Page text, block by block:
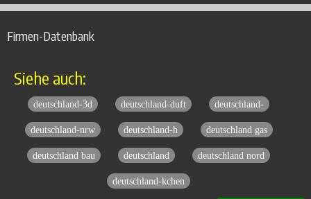
Firmen-Datenbank
Siehe auch:
deutschland-3d deutschland-duft deutschland-
deutschland-nrw deutschland-h deutschland gas
deutschland bau deutschland deutschland nord
deutschland-kchen